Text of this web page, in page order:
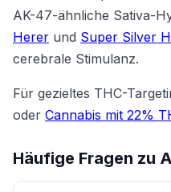
AK-47-ähnliche Sativa-
Herer und Super Silver
cerebrale Stimulanz.
Für gezieltes THC-
oder Cannabis mit 22%
Häufige Fragen zu